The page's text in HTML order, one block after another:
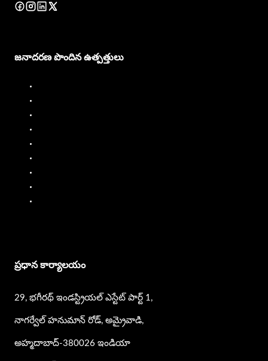
జనాదరణ పొందిన ఉత్పత్తులు
ప్రధాన కార్యాలయం
29, భగీరథ్ ఇండస్ట్రియల్ ఎస్టేట్ పార్ట్ 1,
నాగర్వేల్ హనుమాన్ రోడ్, అమ్రైవాడి,
అహ్మదాబాద్-380026 ఇండియా